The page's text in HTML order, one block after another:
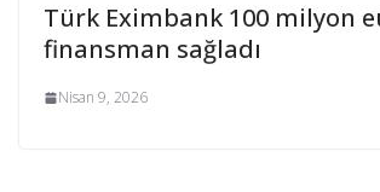
Türk Eximbank 100 milyon
finansman sağladı
Nisan 9, 2026